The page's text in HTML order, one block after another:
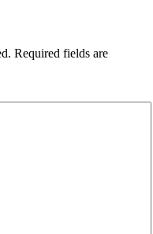
Required fields are